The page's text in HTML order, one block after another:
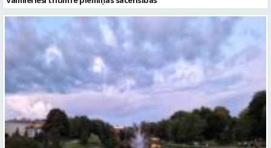
Gaidāma silta nakts